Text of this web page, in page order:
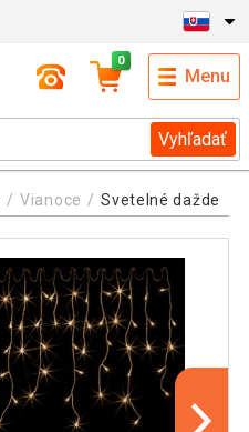
Vyhľadať
0
Menu
Vianoce Svetelné dažde